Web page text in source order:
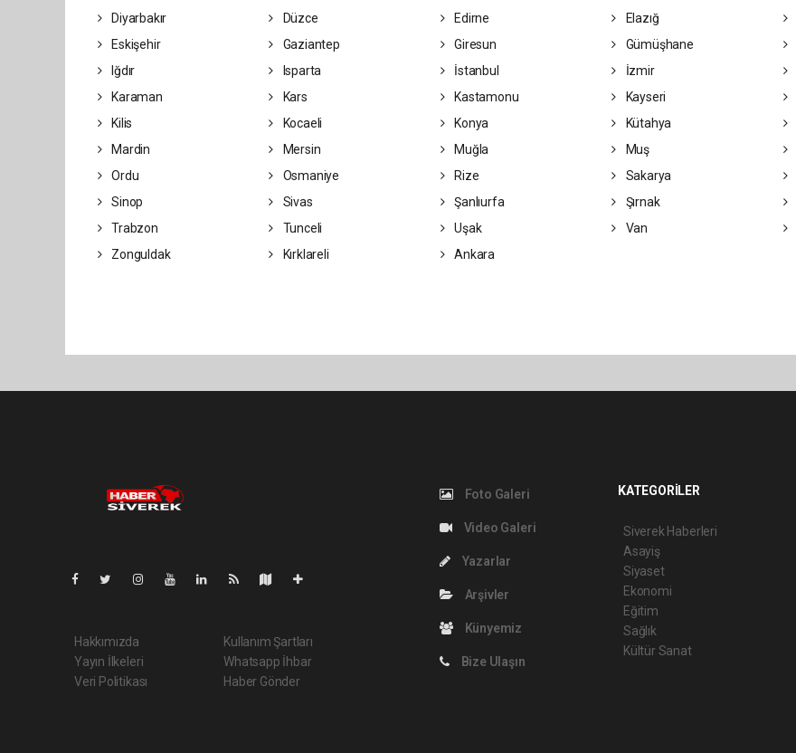
Diyarbakır
Düzce Edirne Elazığ
Eskişehir
Gaziantep Giresun Gümüşhane
Iğdır
Isparta İstanbul İzmir
Karaman
Kars Kastamonu Kayseri
Kilis
Kocaeli Konya Kütahya
Mardin
Mersin Muğla Muş
Ordu
Osmaniye Rize Sakarya
Sinop
Sivas Şanlıurfa Şırnak
Trabzon
Tunceli Uşak Van
Zonguldak
Kırklareli Ankara
Hakkımızda
Yayın İlkeleri
Veri Politikası
Kullanım Şartları
Whatsapp İhbar
Haber Gönder
Foto Galeri
Video Galeri
Yazarlar
Arşivler
Künyemiz
Bize Ulaşın
KATEGORİLER
Siverek Haberleri
Asayiş
Siyaset
Ekonomi
Eğitim
Sağlık
Kültür Sanat